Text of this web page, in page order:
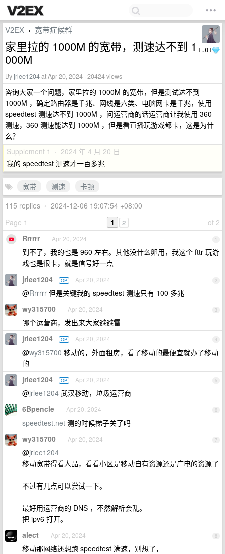
1.01
V2EX › 宽带症候群
家里拉的 1000M 的宽带，测速达不到 1
000M
Byjrlee1204at Apr 20, 2024 · 20424 views
咨询大家一个问题，家里拉的 1000M 的宽带，但是测试达不到
1000M ，确定路由器是千兆、网线是六类、电脑网卡是千兆，使用
speedtest 测速达不到 1000M ，问运营商的话运营商让我使用 360
测速，360 测速能达到 1000M ，但是看直播玩游戏都卡，这是为什
么？
Supplement 1 · 2024 年 4 月 20 日
我的 speedtest 测速才一百多兆
宽带 测速
卡顿
115 replies • 2024-12-06 19:07:54 +08:00
Page 1
of 2
1 2
1
Rrrrrr Apr 20, 2024
到不了，我的也是 960 左右。其他没什么卵用，我这个 fttr 玩游
戏也是很卡，就是信号好一点
2
jrlee1204 OP Apr 20, 2024
@Rrrrrr 但是关键我的 speedtest 测速只有 100 多兆
3
wy315700 Apr 20, 2024
哪个运营商，发出来大家避避雷
4
jrlee1204 OP Apr 20, 2024
@wy315700 移动的，外面租房，看了移动的最便宜就办了移动
的
5
jrlee1204 OP Apr 20, 2024
@jrlee1204 武汉移动，垃圾运营商
6
6Bpencle Apr 20, 2024
speedtest.net 测的时候梯子关了吗
7
wy315700 Apr 20, 2024
@jrlee1204
移动宽带得看人品，看看小区是移动自有资源还是广电的资源了
不过有几点可以尝试一下。
最好用运营商的 DNS ，不然解析会乱。
把 ipv6 打开。
8
alect Apr 20, 2024
移动那网络还想跑 speedtest 满速，别想了，